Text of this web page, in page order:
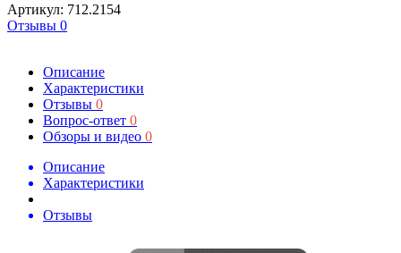
Артикул: 712.2154
Отзывы 0
Описание
Характеристики
Отзывы 0
Вопрос-ответ 0
Обзоры и видео 0
Описание
Характеристики
Отзывы